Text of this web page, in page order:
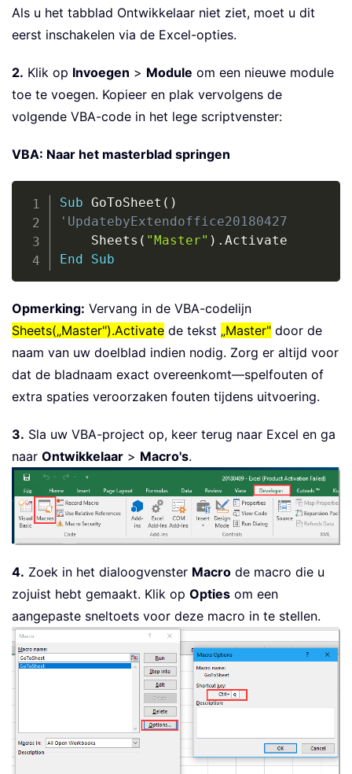
Als u het tabblad Ontwikkelaar niet ziet, moet u dit
eerst inschakelen via de Excel-opties.
2. Klik op Invoegen > Module om een nieuwe module
toe te voegen. Kopieer en plak vervolgens de
volgende VBA-code in het lege scriptvenster:
VBA: Naar het masterblad springen
Sub GoToSheet ( )
'UpdatebyExtendoffice20180427
    Sheets
( "Master" ) .
End
Sub
Opmerking: Vervang in de VBA-codelijn
Sheets(„Master").Activate de tekst „Master" door de
naam van uw doelblad indien nodig. Zorg er altijd voor
dat de bladnaam exact overeenkomt—spelfouten of
extra spaties veroorzaken fouten tijdens uitvoering.
3. Sla uw VBA-project op, keer terug naar Excel en ga
naar Ontwikkelaar > Macro's.
4. Zoek in het dialoogvenster Macro de macro die u
zojuist hebt gemaakt. Klik op Opties om een
aangepaste sneltoets voor deze macro in te stellen.